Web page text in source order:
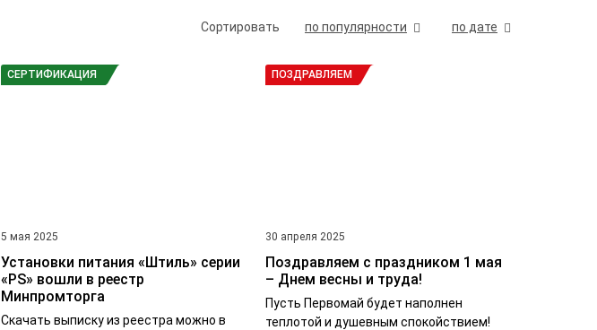
Сортировать по популярности по дате
СЕРТИФИКАЦИЯ
5 мая 2025
Установки питания «Штиль» серии
«PS» вошли в реестр
Минпромторга
Скачать выписку из реестра можно в
ПОЗДРАВЛЯЕМ
30 апреля 2025
Поздравляем с праздником 1 мая
– Днем весны и труда!
Пусть Первомай будет наполнен
теплотой и душевным спокойствием!